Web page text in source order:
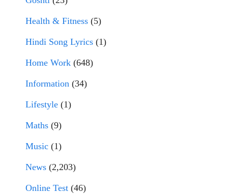
Health & Fitness (5)
Hindi Song Lyrics (1)
Home Work (648)
Information (34)
Lifestyle (1)
Maths (9)
Music (1)
News (2,203)
Online Test (46)